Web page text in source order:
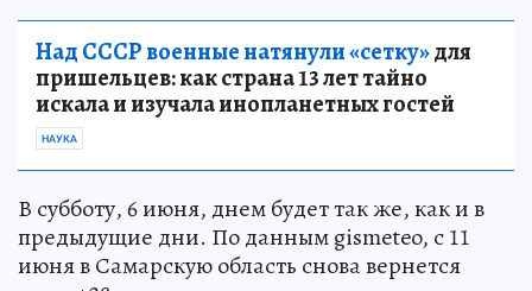
Над СССР военные натянули «сетку»для
пришельцев: как страна 13 лет тайно
искала и изучала инопланетных гостей
НАУКА
В субботу, 6 июня, днем будет так же, как и в
предыдущие дни. По данным gismeteo, с 11
июня в Самарскую область снова вернется